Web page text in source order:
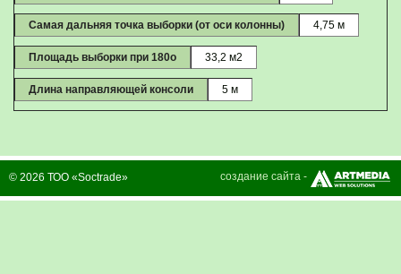
Самая дальняя точка выборки (от оси колонны) 4,75 м
Площадь выборки при 180o 33,2 м2
Длина направляющей консоли 5 м
© 2026 ТОО «Soctrade» создание сайта -